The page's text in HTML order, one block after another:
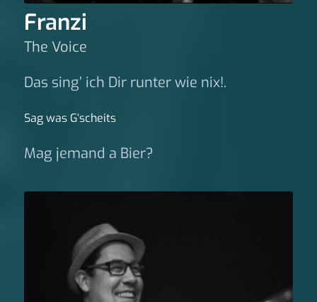
Franzi
The Voice
Das sing’ ich Dir runter wie nix!.
Sag was G‘scheits
Mag jemand a Bier?